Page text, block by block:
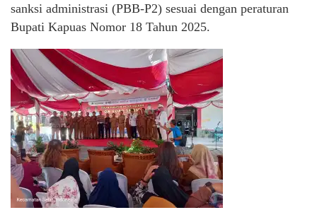
sanksi administrasi (PBB-P2) sesuai dengan peraturan
Bupati Kapuas Nomor 18 Tahun 2025.